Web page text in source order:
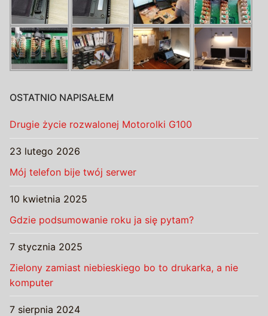
OSTATNIO NAPISAŁEM
Drugie życie rozwalonej Motorolki G100
23 lutego 2026
Mój telefon bije twój serwer
10 kwietnia 2025
Gdzie podsumowanie roku ja się pytam?
7 stycznia 2025
Zielony zamiast niebieskiego bo to drukarka, a nie
komputer
7 sierpnia 2024